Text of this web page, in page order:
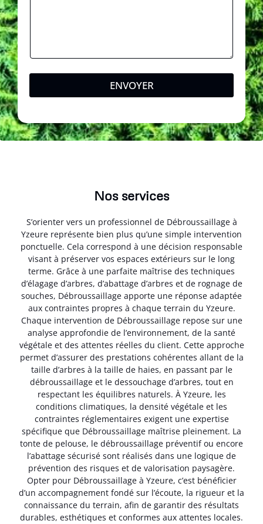
ENVOYER
Nos services
S’orienter vers un professionnel de Débroussaillage à
Yzeure représente bien plus qu’une simple intervention
ponctuelle. Cela correspond à une décision responsable
visant à préserver vos espaces extérieurs sur le long
terme. Grâce à une parfaite maîtrise des techniques
d’élagage d’arbres, d’abattage d’arbres et de rognage de
souches, Débroussaillage apporte une réponse adaptée
aux contraintes propres à chaque terrain du Yzeure.
Chaque intervention de Débroussaillage repose sur une
analyse approfondie de l’environnement, de la santé
végétale et des attentes réelles du client. Cette approche
permet d’assurer des prestations cohérentes allant de la
taille d’arbres à la taille de haies, en passant par le
débroussaillage et le dessouchage d’arbres, tout en
respectant les équilibres naturels. À Yzeure, les
conditions climatiques, la densité végétale et les
contraintes réglementaires exigent une expertise
spécifique que Débroussaillage maîtrise pleinement. La
tonte de pelouse, le débroussaillage préventif ou encore
l’abattage sécurisé sont réalisés dans une logique de
prévention des risques et de valorisation paysagère.
Opter pour Débroussaillage à Yzeure, c’est bénéficier
d’un accompagnement fondé sur l’écoute, la rigueur et la
connaissance du terrain, afin de garantir des résultats
durables, esthétiques et conformes aux attentes locales.